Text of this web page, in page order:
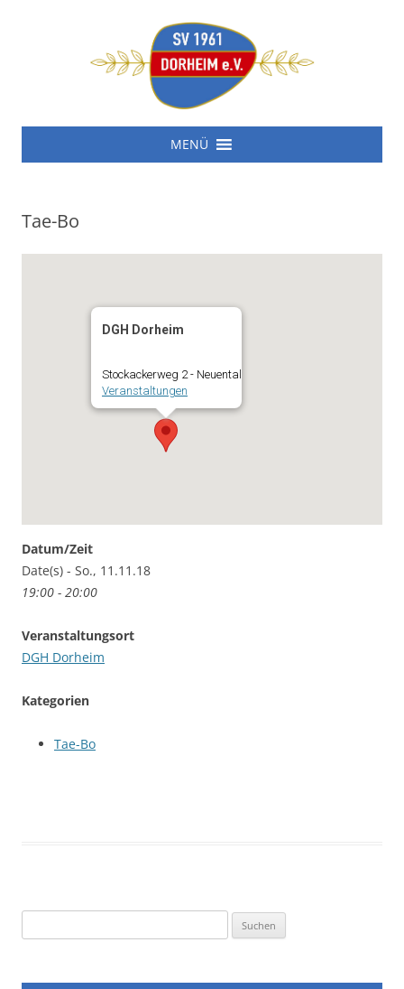
SV 1961 Dorheim e.V.
Zum
MENÜ
Tae-Bo
DGH Dorheim
Stockackerweg 2 - Neuental
Veranstaltungen
Datum/Zeit
Date(s) - So., 11.11.18
19:00 - 20:00
Veranstaltungsort
DGH Dorheim
Kategorien
Tae-Bo
nach: